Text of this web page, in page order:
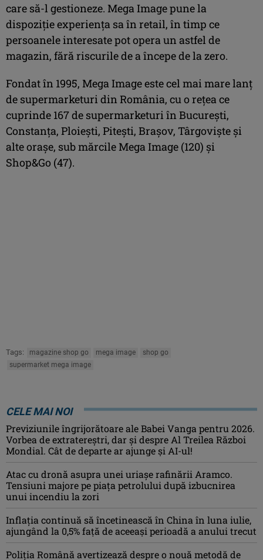
care să-l gestioneze. Mega Image pune la
dispoziţie experienţa sa în retail, în timp ce
persoanele interesate pot opera un astfel de
magazin, fără riscurile de a începe de la zero.
Fondat în 1995, Mega Image este cel mai mare lanţ
de supermarketuri din România, cu o reţea ce
cuprinde 167 de supermarketuri în Bucureşti,
Constanţa, Ploieşti, Piteşti, Braşov, Târgovişte şi
alte oraşe, sub mărcile Mega Image (120) şi
Shop&Go (47).
Tags: magazine shop go mega image
shop go
supermarket mega image
CELE MAI NOI
Previziunile îngrijorătoare ale Babei Vanga pentru 2026.
Vorbea de extratereștri, dar și despre Al Treilea Război
Mondial. Cât de departe ar ajunge și AI-ul!
Atac cu dronă asupra unei uriașe rafinării Aramco.
Tensiuni majore pe piața petrolului după izbucnirea
unui incendiu la zori
Inflaţia continuă să încetinească în China în luna iulie,
ajungând la 0,5% faţă de aceeaşi perioadă a anului trecut
Poliția Română avertizează despre o nouă metodă de